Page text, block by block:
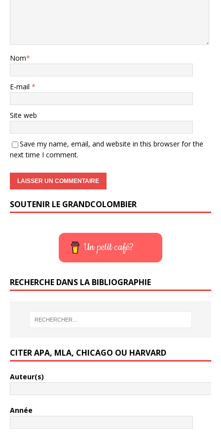
Nom*
E-mail *
Site web
Save my name, email, and website in this browser for the
next time I comment.
SOUTENIR LE GRANDCOLOMBIER
Un petit café?
RECHERCHE DANS LA BIBLIOGRAPHIE
CITER APA, MLA, CHICAGO OU HARVARD
Auteur(s)
Année